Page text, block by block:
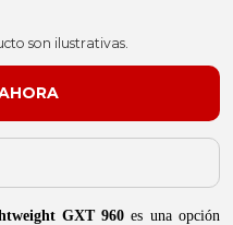
son ilustrativas.
GXT 960 es una opción